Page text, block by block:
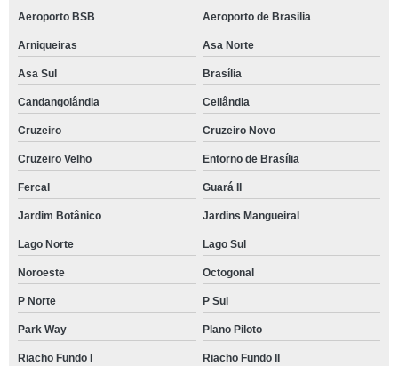
Aeroporto BSB Aeroporto de Brasilia
Arniqueiras Asa Norte
Asa Sul Brasília
Candangolândia Ceilândia
Cruzeiro Cruzeiro Novo
Cruzeiro Velho Entorno de Brasília
Fercal Guará II
Jardim Botânico Jardins Mangueiral
Lago Norte Lago Sul
Noroeste Octogonal
P Norte P Sul
Park Way Plano Piloto
Riacho Fundo I Riacho Fundo II